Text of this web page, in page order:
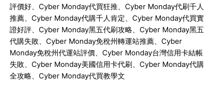
評價好、 Cyber Monday代買狂推、 Cyber Monday代刷千人
推薦、 Cyber Monday代購千人肯定、 Cyber Monday代買實
證好評、 Cyber Monday黑五代刷攻略、 Cyber Monday黑五
代購失敗、 Cyber Monday免稅州轉運站推薦、 Cyber
Monday免稅州代運站評價、 Cyber Monday台灣信用卡結帳
失敗、 Cyber Monday美國信用卡代刷、 Cyber Monday代購
全攻略、 Cyber Monday代買教學文